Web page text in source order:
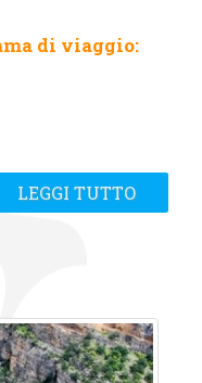
di viaggio:
LEGGI TUTTO